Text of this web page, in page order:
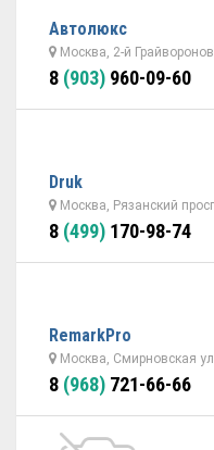
Автолюкс
Москва, 2-й
8 (903) 960-09-60
Druk
Москва, Рязанский
8 (499) 170-98-74
RemarkPro
Москва, Смирновская
8 (968) 721-66-66